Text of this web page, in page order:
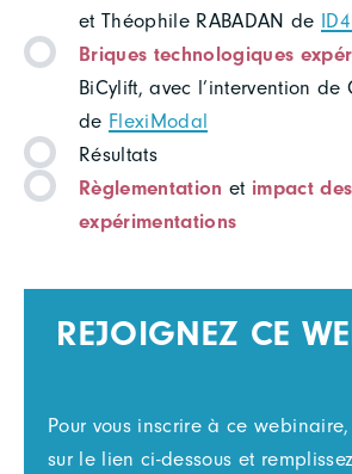
et Théophile RABADAN de
Briques technologiques
BiCylift, avec l’intervention de
de FlexiModal
Résultats
Règlementation et impact des
expérimentations
REJOIGNEZ CE
Pour vous inscrire à ce webinaire,
sur le lien ci-dessous et